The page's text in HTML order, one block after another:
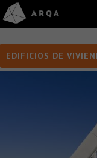
EDIFICIOS DE